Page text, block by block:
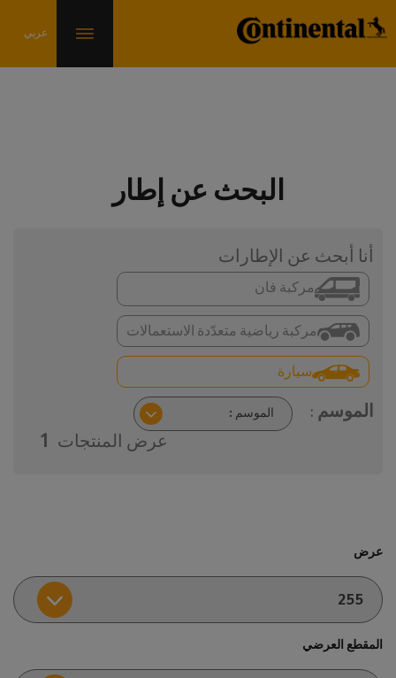
البحث عن إطار
أنا أبحث عن الإطارات
سيارة
مركبة رياضية متعدّدة الاستعمالات
مركبة فان
الموسم :
عرض المنتجات
1
عرض
المقطع العرضي